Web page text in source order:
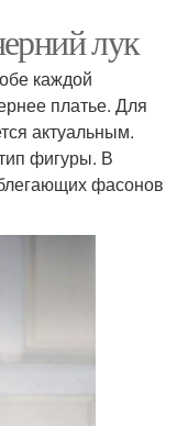
лук
каждой
платье. Для
актуальным.
фигуры. В
фасонов